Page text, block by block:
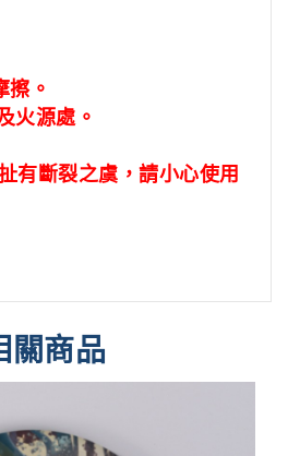
擦。
火源處。
有斷裂之虞，請小心使用
關商品